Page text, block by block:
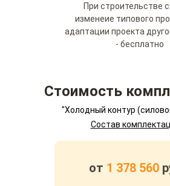
При строительстве
изменеие типового
адаптации проекта
- бесплатно
Стоимость
"Холодный контур
Состав
от 1 378 560